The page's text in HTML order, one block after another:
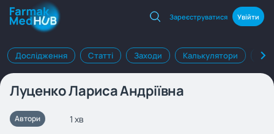
Зареєструватися Увійти
Дослідження Статті Заходи Калькулятори
Луценко Лариса Андріївна
Автори 1 хв